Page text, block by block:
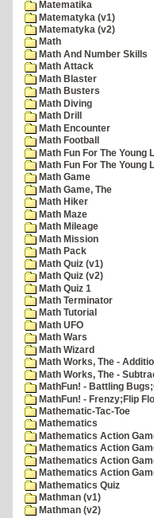
Matematika
Matematyka (v1)
Matematyka (v2)
Math
Math And Number Skills
Math Attack
Math Blaster
Math Busters
Math Diving
Math Drill
Math Encounter
Math Football
Math Fun For The Young
Math Fun For The Young
Math Game
Math Game, The
Math Hiker
Math Maze
Math Mileage
Math Mission
Math Pack
Math Quiz (v1)
Math Quiz (v2)
Math Quiz 1
Math Terminator
Math Tutorial
Math UFO
Math Wars
Math Wizard
Math Works, The -
Math Works, The -
MathFun! - Battling
MathFun! - Frenzy;Flip
Mathematic-Tac-Toe
Mathematics
Mathematics Action
Mathematics Action
Mathematics Action
Mathematics Action
Mathematics Quiz
Mathman (v1)
Mathman (v2)